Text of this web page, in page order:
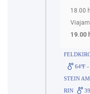
18.00
19.00
64ºF
STEIN
RIN